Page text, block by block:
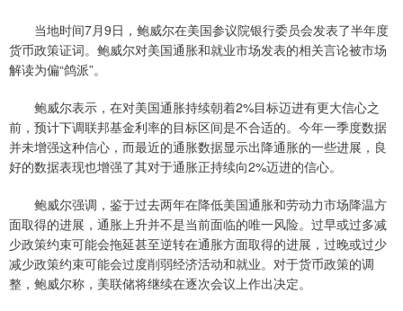
当地时间7月9日，鲍威尔在美国参议院银行委员会发表了半年度
货币政策证词。鲍威尔对美国通胀和就业市场发表的相关言论被市场
解读为偏“鸽派”。
鲍威尔表示，在对美国通胀持续朝着2%目标迈进有更大信心之
前，预计下调联邦基金利率的目标区间是不合适的。今年一季度数据
并未增强这种信心，而最近的通胀数据显示出降通胀的一些进展，良
好的数据表现也增强了其对于通胀正持续向2%迈进的信心。
鲍威尔强调，鉴于过去两年在降低美国通胀和劳动力市场降温方
面取得的进展，通胀上升并不是当前面临的唯一风险。过早或过多减
少政策约束可能会拖延甚至逆转在通胀方面取得的进展，过晚或过少
减少政策约束可能会过度削弱经济活动和就业。对于货币政策的调
整，鲍威尔称，美联储将继续在逐次会议上作出决定。